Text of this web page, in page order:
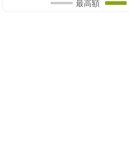
最高額